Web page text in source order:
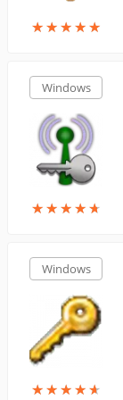
★★★★★
★★★★★
Windows
★★★★★
★★★★★
Windows
★★★★★
★★★★★